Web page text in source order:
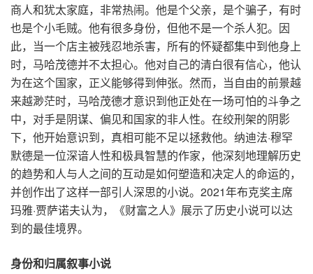
商人和犹太家庭，非常热闹。他是个父亲，是个骗子，有时
也是个小毛贼。他有很多身份，但他不是一个杀人犯。因
此，当一个店主被残忍地杀害，所有的怀疑都集中到他身上
时，马哈茂德并不太担心。他对自己的清白很有信心，他认
为在这个国家，正义能够得到伸张。然而，当自由的前景越
来越渺茫时，马哈茂德才意识到他正处在一场可怕的斗争之
中，对手是阴谋、偏见和国家的非人性。在绞刑架的阴影
下，他开始意识到，真相可能不足以拯救他。纳迪法·穆罕
默德是一位深谙人性和极具智慧的作家，他深刻地理解历史
的趋势和人与人之间的互动是如何塑造和决定人的命运的，
并创作出了这样一部引人深思的小说。2021年布克奖主席
玛雅·贾萨诺夫认为，《财富之人》展示了历史小说可以达
到的最佳境界。
身份和归属叙事小说